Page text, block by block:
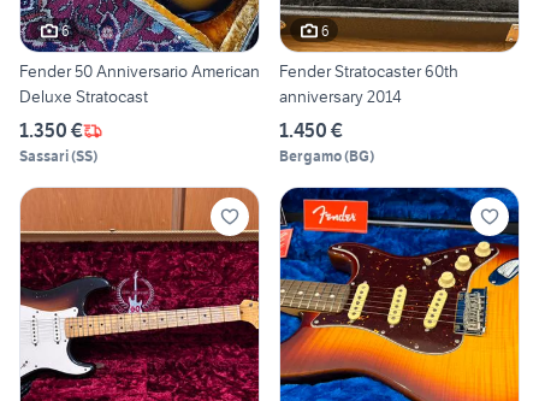
6
Fender 50 Anniversario American
Deluxe Stratocast
1.350 €
Sassari(SS)
6
Fender Stratocaster 60th
anniversary 2014
1.450 €
Bergamo(BG)